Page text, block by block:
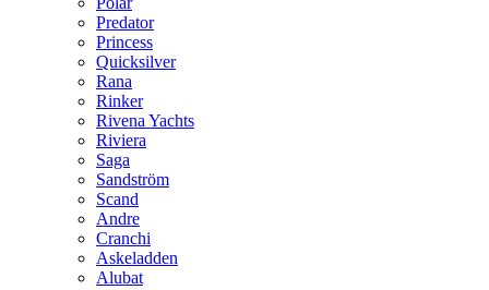
Predator
Princess
Quicksilver
Rana
Rinker
Rivena Yachts
Riviera
Saga
Sandström
Scand
Andre
Cranchi
Askeladden
Alubat